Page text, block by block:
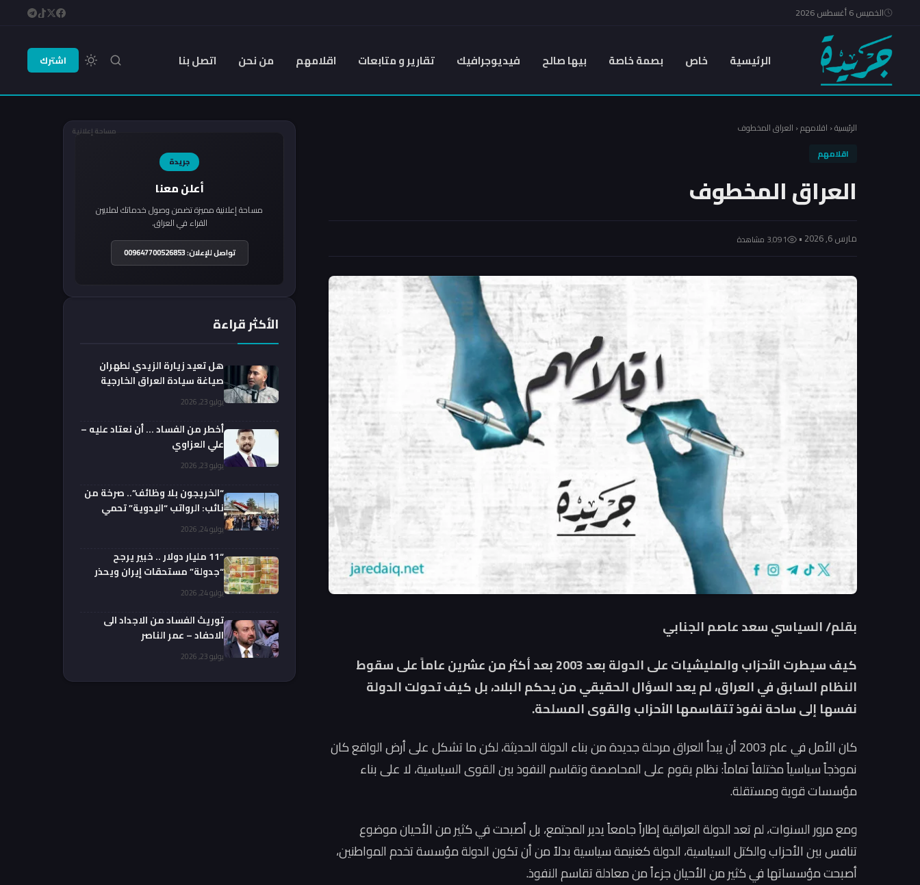
الخميس 6 أغسطس 2026
الرئيسية خاص بصمة خاصة بيها صالح فيديوجرافيك تقارير و متابعات اقلامهم من نحن اتصل بنا اشترك
الرئيسية‹ اقلامهم‹ العراق المخطوف
اقلامهم
العراق المخطوف
مارس 6, 2026 • 3٬091 مشاهدة
بقلم/ السياسي سعد عاصم الجنابي
كيف سيطرت الأحزاب والمليشيات على الدولة بعد 2003 بعد أكثر من عشرين عاماً على سقوط
النظام السابق في العراق، لم يعد السؤال الحقيقي من يحكم البلاد، بل كيف تحولت الدولة
نفسها إلى ساحة نفوذ تتقاسمها الأحزاب والقوى المسلحة.
كان الأمل في عام 2003 أن يبدأ العراق مرحلة جديدة من بناء الدولة الحديثة، لكن ما تشكل على أرض الواقع كان
نموذجاً سياسياً مختلفاً تماماً: نظام يقوم على المحاصصة وتقاسم النفوذ بين القوى السياسية، لا على بناء
مؤسسات قوية ومستقلة.
ومع مرور السنوات، لم تعد الدولة العراقية إطاراً جامعاً يدير المجتمع، بل أصبحت في كثير من الأحيان موضوع
تنافس بين الأحزاب والكتل السياسية، الدولة كغنيمة سياسية بدلاً من أن تكون الدولة مؤسسة تخدم المواطنين،
أصبحت مؤسساتها في كثير من الأحيان جزءاً من معادلة تقاسم النفوذ.
مساحة إعلانية
جريدة
أعلن معنا
مساحة إعلانية مميزة تضمن وصول خدماتك لملايين
القراء في العراق.
تواصل للإعلان: 009647700526853
الأكثر قراءة
هل تعيد زيارة الزيدي لطهران
صياغة سيادة العراق الخارجية
فعليا؟.. باحث يوضحيوليو 23, 2026
أخطر من الفساد … أن نعتاد عليه –
علي العزاوي
يوليو 23, 2026
“الخريجون بلا وظائف”.. صرخة من
نائب: الرواتب “اليدوية” تحمي
الفضائيين!يوليو 24, 2026
“11 مليار دولار .. خبير يرجح
“جدولة” مستحقات إيران ويحذر
من السداد الفورييوليو 24, 2026
توريث الفساد من الاجداد الى
الاحفاد – عمر الناصر
يوليو 23, 2026